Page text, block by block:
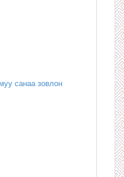
санаа зовлон